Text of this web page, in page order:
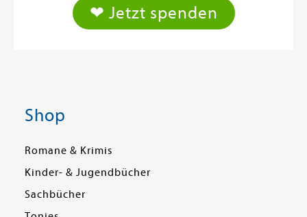
❤ Jetzt spenden
Shop
Romane & Krimis
Kinder- & Jugendbücher
Sachbücher